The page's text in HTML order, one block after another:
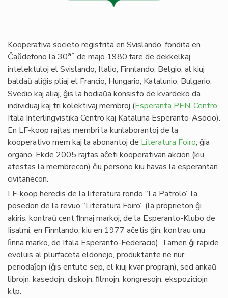
Kooperativa societo registrita en Svislando, fondita en
Ĉaŭdefono la 30an de majo 1980 fare de dekkelkaj
intelektuloj el Svislando, Italio, Finnlando, Belgio, al kiuj
baldaŭ aliĝis pliaj el Francio, Hungario, Katalunio, Bulgario,
Svedio kaj aliaj, ĝis la hodiaŭa konsisto de kvardeko da
individuaj kaj tri kolektivaj membroj (Esperanta PEN-Centro,
Itala Interlingvistika Centro kaj Kataluna Esperanto-Asocio).
En LF-koop rajtas membri la kunlaborantoj de la
kooperativo mem kaj la abonantoj de Literatura Foiro, ĝia
organo. Ekde 2005 rajtas aĉeti kooperativan akcion (kiu
atestas la membrecon) ĉiu persono kiu havas la esperantan
civitanecon.
LF-koop heredis de la literatura rondo “La Patrolo” la
posedon de la revuo “Literatura Foiro” (la proprieton ĝi
akiris, kontraŭ cent ﬁnnaj markoj, de la Esperanto-Klubo de
Iisalmi, en Finnlando, kiu en 1977 aĉetis ĝin, kontrau unu
ﬁnna marko, de Itala Esperanto-Federacio). Tamen ĝi rapide
evoluis al plurfaceta eldonejo, produktante ne nur
periodaĵojn (ĝis entute sep, el kiuj kvar proprajn), sed ankaŭ
librojn, kasedojn, diskojn, ﬁlmojn, kongresojn, ekspoziciojn
ktp.